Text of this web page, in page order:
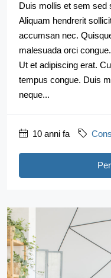
Duis mollis et sem sed
Aliquam hendrerit
accumsan nec.
malesuada orci
Ut et adipiscing erat.
tempus congue. Duis
neque...
10 anni fa